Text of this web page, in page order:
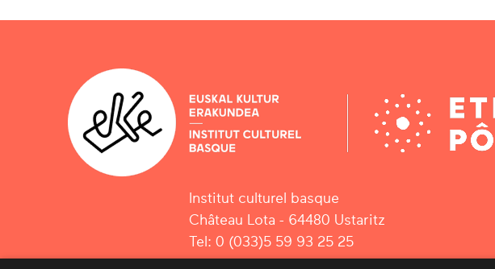
Institut culturel basque
Château Lota - 64480 Ustaritz
Tel: 0 (033)5 59 93 25 25